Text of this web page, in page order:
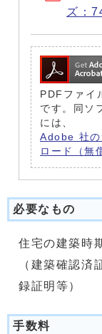
ズ：
PDFファイ
です。同ソ
には、
Adobe 社
ロード（無
必要なもの
住宅の建築時
（建築確認済
録証明等）
手数料